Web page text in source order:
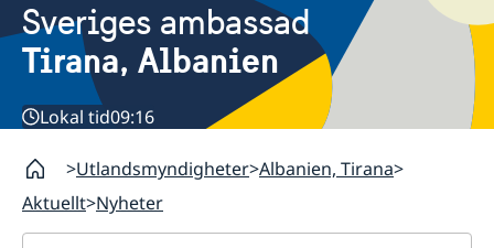
Sveriges ambassad
Tirana, Albanien
Lokal tid09:16
Utlandsmyndigheter Albanien, Tirana
Aktuellt Nyheter